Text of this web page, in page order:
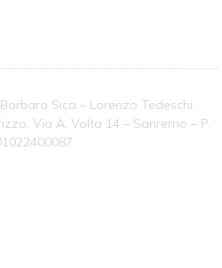
Sica – Lorenzo Tedeschi.
Via A. Volta 14 – Sanremo – P.